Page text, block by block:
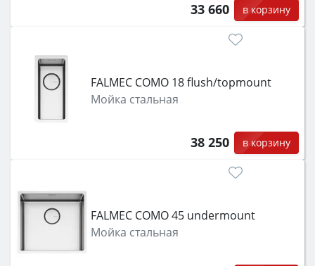
33 660 в корзину
FALMEC COMO 18 flush/topmount
Мойка стальная
38 250 в корзину
FALMEC COMO 45 undermount
Мойка стальная